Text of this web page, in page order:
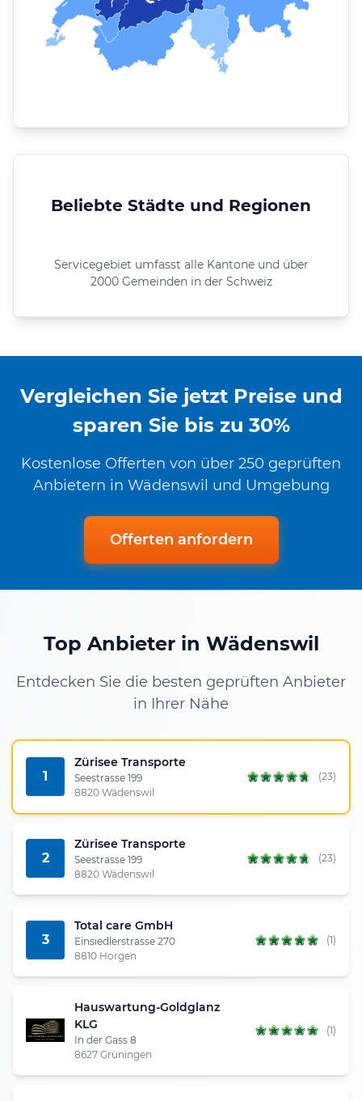
Beliebte Städte und Regionen
Servicegebiet umfasst alle Kantone und über
2000 Gemeinden in der Schweiz
Vergleichen Sie jetzt Preise und
sparen Sie bis zu 30%
Kostenlose Offerten von über 250 geprüften
Anbietern in Wädenswil und Umgebung
Offerten anfordern
Top Anbieter in Wädenswil
Entdecken Sie die besten geprüften Anbieter
in Ihrer Nähe
1
Zürisee Transporte
Seestrasse 199
8820 Wädenswil
(23)
2
Zürisee Transporte
Seestrasse 199
8820 Wädenswil
(23)
3
Total care GmbH
Einsiedlerstrasse 270
8810 Horgen
(1)
Hauswartung-Goldglanz
KLG
In der Gass 8
8627 Grüningen
(1)